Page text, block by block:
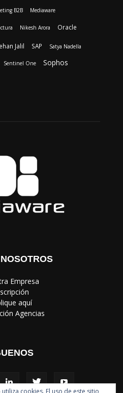
B2B Mediaware
Nikesh Arora Oracle
Jalil SAP Satya Nadella
Sentinel One Sophos
Empresa
aquí
Agencias
cookies. El uso de este sitio